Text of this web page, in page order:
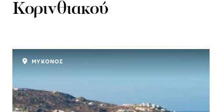
Κορινθιακού
ΜΥΚΟΝΟΣ